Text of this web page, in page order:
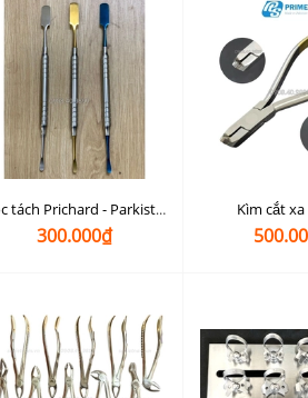
Bóc tách Prichard - Parkistan
300.000₫
Kìm cắt